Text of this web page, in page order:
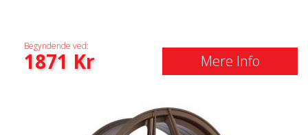
Begyndende ved:
1871 Kr Mere Info